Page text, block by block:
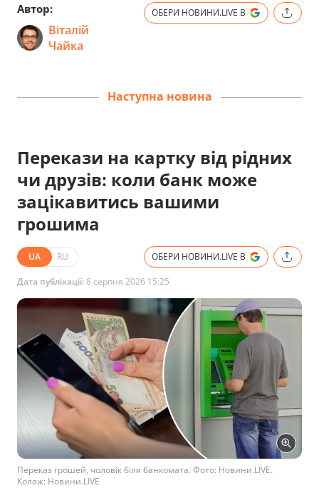
Автор:
Віталій
Чайка
ОБЕРИ НОВИНИ.LIVE В
Наступна новина
Перекази на картку від рідних
чи друзів: коли банк може
зацікавитись вашими
грошима
UA RU ОБЕРИ НОВИНИ.LIVE В
Дата публікації:8 серпня 2026 15:25
Переказ грошей, чоловік біля банкомата. Фото: Новини.LIVE.
Колаж: Новини.LIVE